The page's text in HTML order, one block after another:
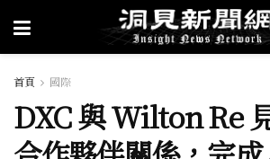
首頁 國際
DXC 與 Wilton Re